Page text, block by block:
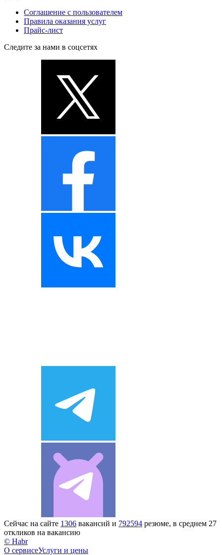
Соглашение с пользователем
Правила оказания услуг
Прайс-лист
Следите за нами в соцсетях
Сейчас на сайте 1306 вакансий и 792594 резюме, в среднем 27
откликов на вакансию
© Habr
О сервисеУслуги и цены